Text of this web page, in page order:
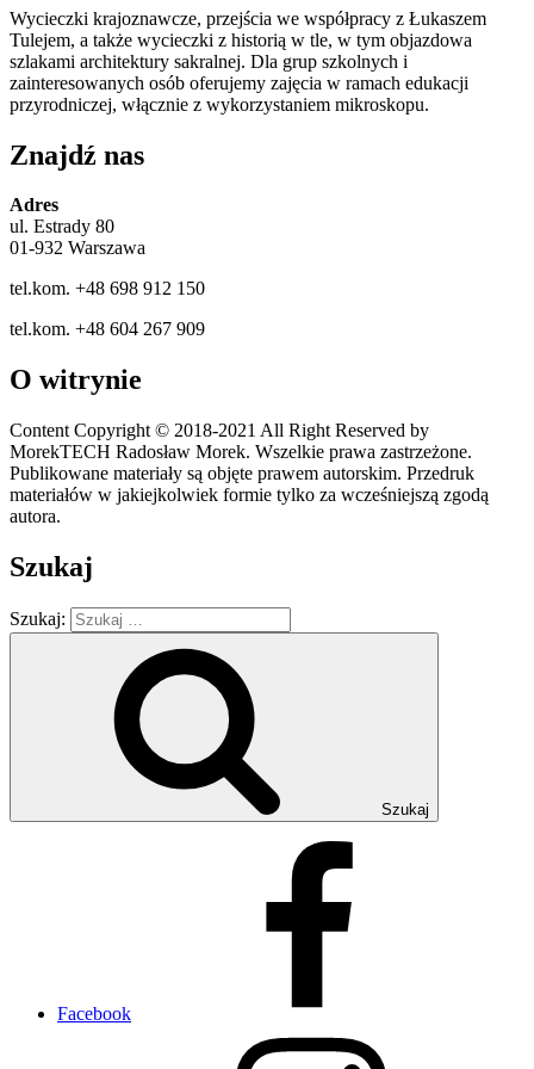
Wycieczki krajoznawcze, przejścia we współpracy z Łukaszem
Tulejem, a także wycieczki z historią w tle, w tym objazdowa
szlakami architektury sakralnej. Dla grup szkolnych i
zainteresowanych osób oferujemy zajęcia w ramach edukacji
przyrodniczej, włącznie z wykorzystaniem mikroskopu.
Znajdź nas
Adres
ul. Estrady 80
01-932 Warszawa
tel.kom. +48 698 912 150
tel.kom. +48 604 267 909
O witrynie
Content Copyright © 2018-2021 All Right Reserved by
MorekTECH Radosław Morek. Wszelkie prawa zastrzeżone.
Publikowane materiały są objęte prawem autorskim. Przedruk
materiałów w jakiejkolwiek formie tylko za wcześniejszą zgodą
autora.
Szukaj
Szukaj:
Szukaj
Facebook